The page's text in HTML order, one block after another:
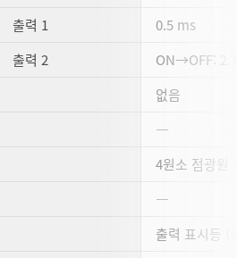
출력 1
0.5 ms
출력 2
ON→OFF:
없음
―
4원소 점광원
―
출력 표시등 (